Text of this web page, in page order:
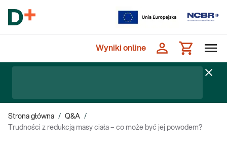
Wyniki online
Strona główna / Q&A /
Trudności z redukcją masy ciała – co może być jej powodem?